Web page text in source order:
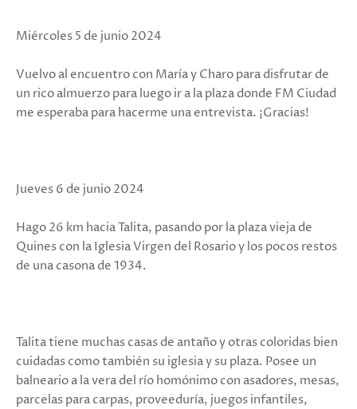
Miércoles 5 de junio 2024
Vuelvo al encuentro con María y Charo para disfrutar de
un rico almuerzo para luego ir a la plaza donde FM Ciudad
me esperaba para hacerme una entrevista. ¡Gracias!
Jueves 6 de junio 2024
Hago 26 km hacia Talita, pasando por la plaza vieja de
Quines con la Iglesia Virgen del Rosario y los pocos restos
de una casona de 1934.
Talita tiene muchas casas de antaño y otras coloridas bien
cuidadas como también su iglesia y su plaza. Posee un
balneario a la vera del río homónimo con asadores, mesas,
parcelas para carpas, proveeduría, juegos infantiles,